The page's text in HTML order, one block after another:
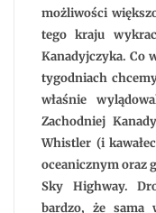
możliwości
tego kraju
Kanadyjczyka. Co
tygodniach
właśnie
Zachodniej
Whistler (i
oceanicznym oraz
Sky Highway.
bardzo, że sama